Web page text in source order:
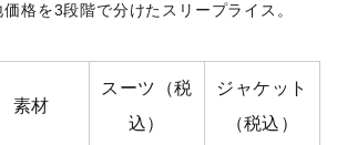
格を3段階で分けたスリープライス。
素材
スーツ（税
込）
ジャケット
（税込）